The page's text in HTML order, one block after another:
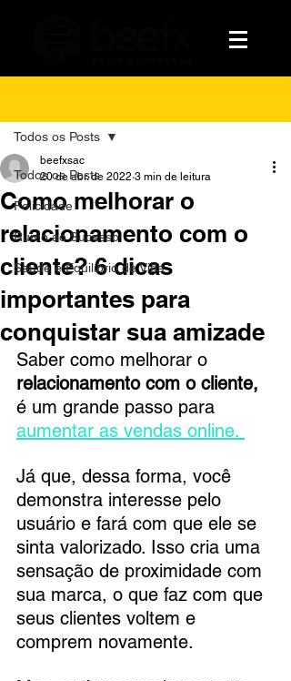
Todos os Posts
Felicidade
Rumo ao Sucesso
Saúde e Equilíbrio de Vida
Todos os Posts
Como melhorar o
relacionamento com o
cliente? 6 dicas
importantes para
conquistar sua amizade
beefxsac
20 de abr. de 2022 3 min de leitura
Saber como melhorar o
relacionamento com o cliente,
é um grande passo para
aumentar as vendas online.
Já que, dessa forma, você
demonstra interesse pelo
usuário e fará com que ele se
sinta valorizado. Isso cria uma
sensação de proximidade com
sua marca, o que faz com que
seus clientes voltem e
comprem novamente.